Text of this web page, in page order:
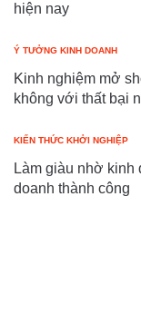
hiện nay
Ý TƯỞNG KINH DOANH
Kinh nghiệm mở
không với thất bại
KIẾN THỨC KHỞI NGHIỆP
Làm giàu nhờ kinh
doanh thành công